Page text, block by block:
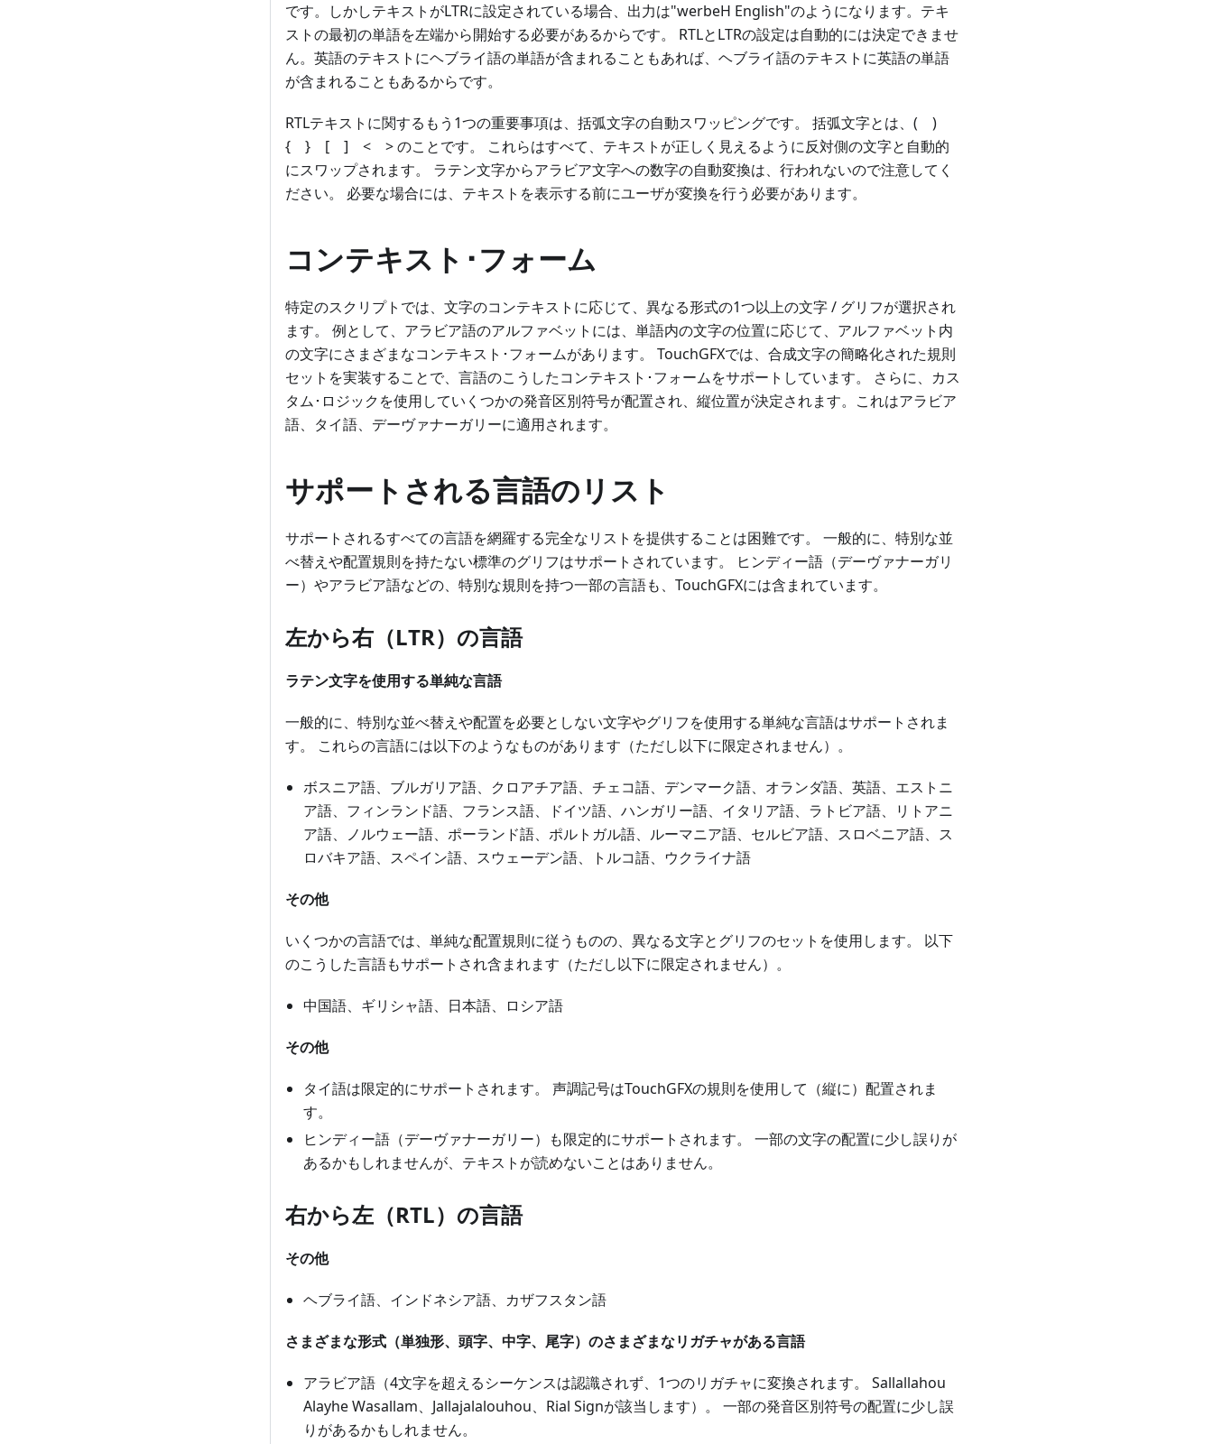
です。しかしテキストがLTRに設定されている場合、出力は"werbeH English"のようになります。テキ
ストの最初の単語を左端から開始する必要があるからです。 RTLとLTRの設定は自動的には決定できませ
ん。英語のテキストにヘブライ語の単語が含まれることもあれば、ヘブライ語のテキストに英語の単語
が含まれることもあるからです。
RTLテキストに関するもう1つの重要事項は、括弧文字の自動スワッピングです。 括弧文字とは、( )
{ } [ ] < >のことです。 これらはすべて、テキストが正しく見えるように反対側の文字と自動的
にスワップされます。 ラテン文字からアラビア文字への数字の自動変換は、行われないので注意してく
ださい。 必要な場合には、テキストを表示する前にユーザが変換を行う必要があります。
コンテキスト･フォーム
特定のスクリプトでは、文字のコンテキストに応じて、異なる形式の1つ以上の文字 / グリフが選択され
ます。 例として、アラビア語のアルファベットには、単語内の文字の位置に応じて、アルファベット内
の文字にさまざまなコンテキスト･フォームがあります。 TouchGFXでは、合成文字の簡略化された規則
セットを実装することで、言語のこうしたコンテキスト･フォームをサポートしています。 さらに、カス
タム･ロジックを使用していくつかの発音区別符号が配置され、縦位置が決定されます。これはアラビア
語、タイ語、デーヴァナーガリーに適用されます。
サポートされる言語のリスト
サポートされるすべての言語を網羅する完全なリストを提供することは困難です。 一般的に、特別な並
べ替えや配置規則を持たない標準のグリフはサポートされています。 ヒンディー語（デーヴァナーガリ
ー）やアラビア語などの、特別な規則を持つ一部の言語も、TouchGFXには含まれています。
左から右（LTR）の言語
ラテン文字を使用する単純な言語
一般的に、特別な並べ替えや配置を必要としない文字やグリフを使用する単純な言語はサポートされま
す。 これらの言語には以下のようなものがあります（ただし以下に限定されません）。
ボスニア語、ブルガリア語、クロアチア語、チェコ語、デンマーク語、オランダ語、英語、エストニ
ア語、フィンランド語、フランス語、ドイツ語、ハンガリー語、イタリア語、ラトビア語、リトアニ
ア語、ノルウェー語、ポーランド語、ポルトガル語、ルーマニア語、セルビア語、スロベニア語、ス
ロバキア語、スペイン語、スウェーデン語、トルコ語、ウクライナ語
その他
いくつかの言語では、単純な配置規則に従うものの、異なる文字とグリフのセットを使用します。 以下
のこうした言語もサポートされ含まれます（ただし以下に限定されません）。
中国語、ギリシャ語、日本語、ロシア語
その他
タイ語は限定的にサポートされます。 声調記号はTouchGFXの規則を使用して（縦に）配置されま
す。
ヒンディー語（デーヴァナーガリー）も限定的にサポートされます。 一部の文字の配置に少し誤りが
あるかもしれませんが、テキストが読めないことはありません。
右から左（RTL）の言語
その他
ヘブライ語、インドネシア語、カザフスタン語
さまざまな形式（単独形、頭字、中字、尾字）のさまざまなリガチャがある言語
アラビア語（4文字を超えるシーケンスは認識されず、1つのリガチャに変換されます。 Sallallahou
Alayhe Wasallam、Jallajalalouhou、Rial Signが該当します）。 一部の発音区別符号の配置に少し誤
りがあるかもしれません。